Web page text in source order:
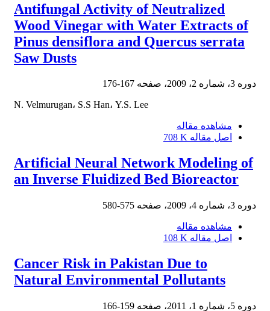
Antifungal Activity of Neutralized
Wood Vinegar with Water Extracts of
Pinus densiflora and Quercus serrata
Saw Dusts
دوره 3، شماره 2، 2009، صفحه 167-176
N. Velmurugan، S.S Han، Y.S. Lee
مشاهده مقاله
اصل مقاله 708 K
Artificial Neural Network Modeling of
an Inverse Fluidized Bed Bioreactor
دوره 3، شماره 4، 2009، صفحه 575-580
مشاهده مقاله
اصل مقاله 108 K
Cancer Risk in Pakistan Due to
Natural Environmental Pollutants
دوره 5، شماره 1، 2011، صفحه 159-166